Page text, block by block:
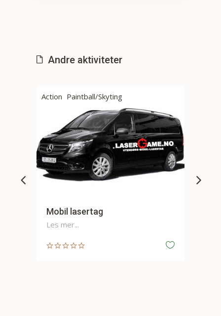
Andre aktiviteter
Action Paintball/Skyting
Utendørs Lasertag
Les mer...